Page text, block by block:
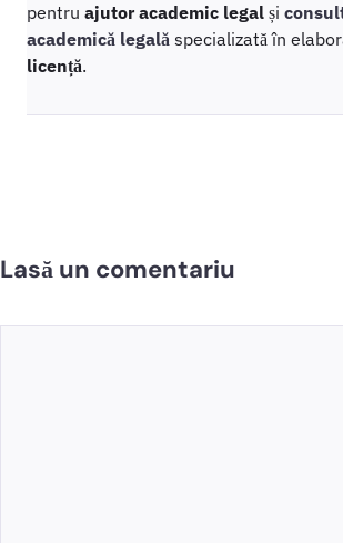
pentru ajutor academic legal și
academică legală specializată în
licență.
Lasă un comentariu